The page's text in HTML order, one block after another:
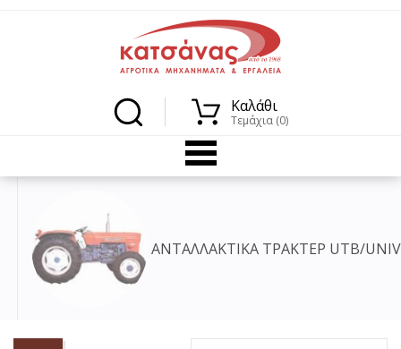
Καλάθι
Τεμάχια (0)
ΑΝΤΑΛΛΑΚΤΙΚΑ ΤΡΑΚΤΕΡ